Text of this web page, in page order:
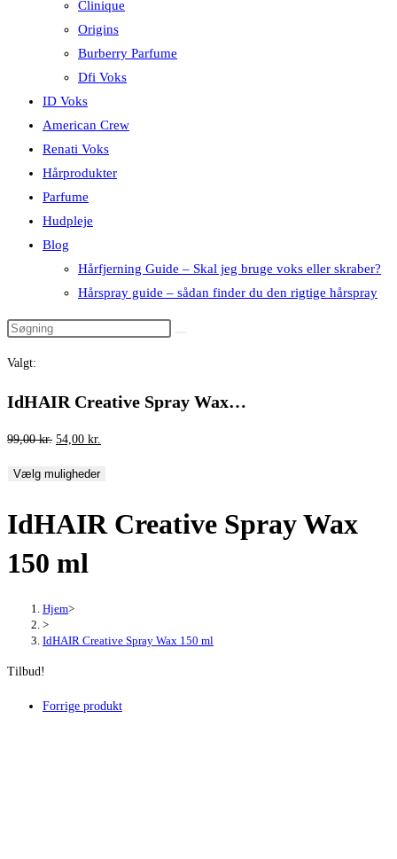
Clinique
Origins
Burberry Parfume
Dfi Voks
ID Voks
American Crew
Renati Voks
Hårprodukter
Parfume
Hudpleje
Blog
Hårfjerning Guide – Skal jeg bruge voks eller skraber?
Hårspray guide – sådan finder du den rigtige hårspray
Valgt:
IdHAIR Creative Spray Wax…
99,00kr. Den
pris
99,00 kr..
54,00 kr.
54,00 kr..
Vælg muligheder
IdHAIR Creative Spray Wax
150 ml
Hjem>
>
IdHAIR Creative Spray Wax 150 ml
Tilbud!
Forrige produkt